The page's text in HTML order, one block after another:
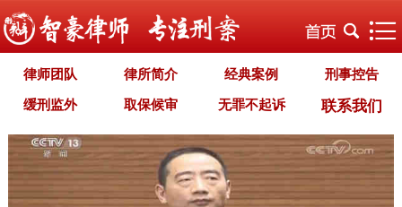
律师团队 律所简介 经典案例 刑事控告
缓刑监外 取保候审 无罪不起诉 联系我们
职务犯罪 经济犯罪 毒品犯罪 罪名专题
智豪文化 自首立功 首席律师致辞 智豪视野
刑罚种类 刑事法规 犯罪释义 刑事知识